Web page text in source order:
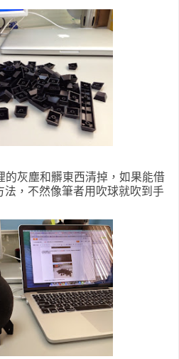
的灰塵和髒東西清掉，如果能借
，不然像筆者用吹球就吹到手